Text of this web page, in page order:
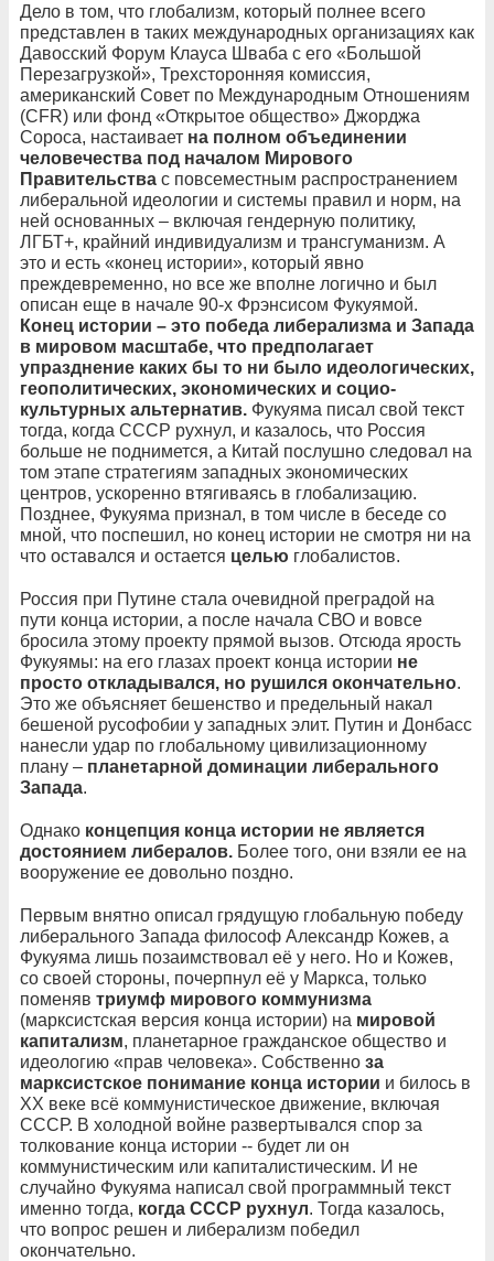
Дело в том, что глобализм, который полнее всего
представлен в таких международных организациях как
Давосский Форум Клауса Шваба с его «Большой
Перезагрузкой», Трехсторонняя комиссия,
американский Совет по Международным Отношениям
(CFR) или фонд «Открытое общество» Джорджа
Сороса, настаивает на полном объединении
человечества под началом Мирового
Правительства с повсеместным распространением
либеральной идеологии и системы правил и норм, на
ней основанных – включая гендерную политику,
ЛГБТ+, крайний индивидуализм и трансгуманизм. А
это и есть «конец истории», который явно
преждевременно, но все же вполне логично и был
описан еще в начале 90-х Фрэнсисом Фукуямой.
Конец истории – это победа либерализма и Запада
в мировом масштабе, что предполагает
упразднение каких бы то ни было идеологических,
геополитических, экономических и социо-
культурных альтернатив. Фукуяма писал свой текст
тогда, когда СССР рухнул, и казалось, что Россия
больше не поднимется, а Китай послушно следовал на
том этапе стратегиям западных экономических
центров, ускоренно втягиваясь в глобализацию.
Позднее, Фукуяма признал, в том числе в беседе со
мной, что поспешил, но конец истории не смотря ни на
что оставался и остается целью глобалистов.
Россия при Путине стала очевидной преградой на
пути конца истории, а после начала СВО и вовсе
бросила этому проекту прямой вызов. Отсюда ярость
Фукуямы: на его глазах проект конца истории не
просто откладывался, но рушился окончательно.
Это же объясняет бешенство и предельный накал
бешеной русофобии у западных элит. Путин и Донбасс
нанесли удар по глобальному цивилизационному
плану – планетарной доминации либерального
Запада.
Однако концепция конца истории не является
достоянием либералов. Более того, они взяли ее на
вооружение ее довольно поздно.
Первым внятно описал грядущую глобальную победу
либерального Запада философ Александр Кожев, а
Фукуяма лишь позаимствовал её у него. Но и Кожев,
со своей стороны, почерпнул её у Маркса, только
поменяв триумф мирового коммунизма
(марксистская версия конца истории) на мировой
капитализм, планетарное гражданское общество и
идеологию «прав человека». Собственно за
марксистское понимание конца истории и билось в
ХХ веке всё коммунистическое движение, включая
СССР. В холодной войне развертывался спор за
толкование конца истории -- будет ли он
коммунистическим или капиталистическим. И не
случайно Фукуяма написал свой программный текст
именно тогда, когда СССР рухнул. Тогда казалось,
что вопрос решен и либерализм победил
окончательно.